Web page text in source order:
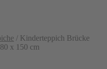
/ Kinderteppich Brücke
x 150 cm